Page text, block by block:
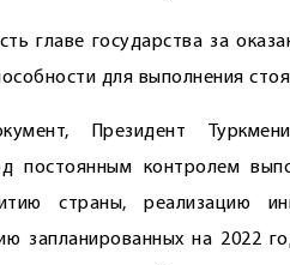
­главе государства за
для выполнения
Президент
постоянным контролем
страны, реализацию
запланированных на 2022